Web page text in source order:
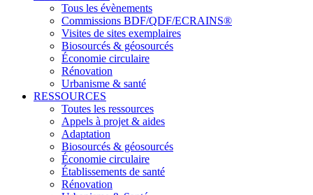
Tous les évènements
Commissions BDF/QDF/ECRAINS®
Visites de sites exemplaires
Biosourcés & géosourcés
Économie circulaire
Rénovation
Urbanisme & santé
RESSOURCES
Toutes les ressources
Appels à projet & aides
Adaptation
Biosourcés & géosourcés
Économie circulaire
Établissements de santé
Rénovation